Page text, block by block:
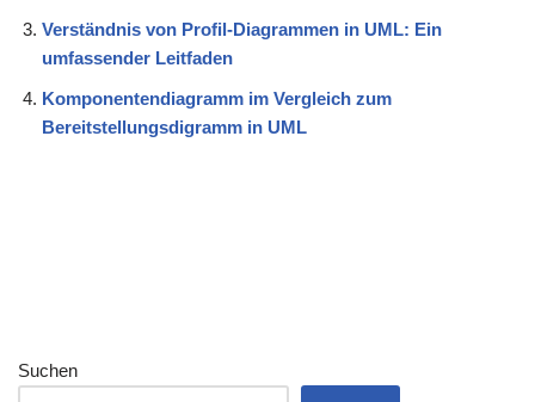
Verständnis von Profil-Diagrammen in UML: Ein
umfassender Leitfaden
Komponentendiagramm im Vergleich zum
Bereitstellungsdigramm in UML
Suchen